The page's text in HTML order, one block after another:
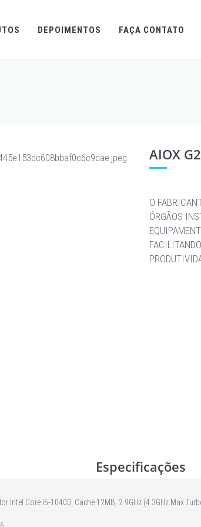
DEPOIMENTOS FAÇA CONTATO
AIOX
O
ÓRGÃOS
Especificações
Intel Core i5-10400, Cache 12MB, 2.9GHz (4.3GHz Max